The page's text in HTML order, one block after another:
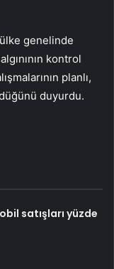
ülke genelinde
kontrol
planlı,
duyurdu.
satışları yüzde